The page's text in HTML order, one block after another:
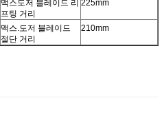
맥스도저 블레이드 리
프팅 거리
225mm
맥스.도저 블레이드
절단 거리
210mm